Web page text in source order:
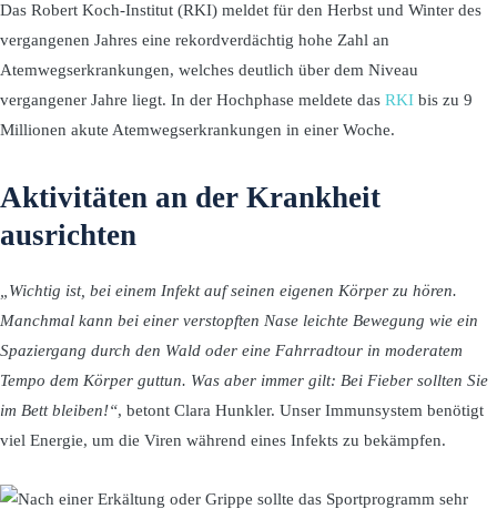
Das Robert Koch-Institut (RKI) meldet für den Herbst und Winter des
vergangenen Jahres eine rekordverdächtig hohe Zahl an
Atemwegserkrankungen, welches deutlich über dem Niveau
vergangener Jahre liegt. In der Hochphase meldete das RKI bis zu 9
Millionen akute Atemwegserkrankungen in einer Woche.
Aktivitäten an der Krankheit
ausrichten
„Wichtig ist, bei einem Infekt auf seinen eigenen Körper zu hören.
Manchmal kann bei einer verstopften Nase leichte Bewegung wie ein
Spaziergang durch den Wald oder eine Fahrradtour in moderatem
Tempo dem Körper guttun. Was aber immer gilt: Bei Fieber sollten Sie
im Bett bleiben!“, betont Clara Hunkler. Unser Immunsystem benötigt
viel Energie, um die Viren während eines Infekts zu bekämpfen.